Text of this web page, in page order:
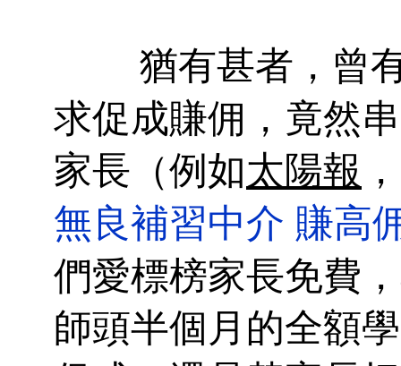
猶有甚者，曾
求促成賺佣，竟然
家長（例如太陽報 ，
無良補習中介 賺高
們愛標榜家長免費
師頭半個月的全額